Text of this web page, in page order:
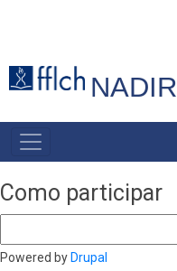
conteúdo
NADIR
NAVEGAÇÃO
PRINCIPAL
Como participar
Powered by Drupal